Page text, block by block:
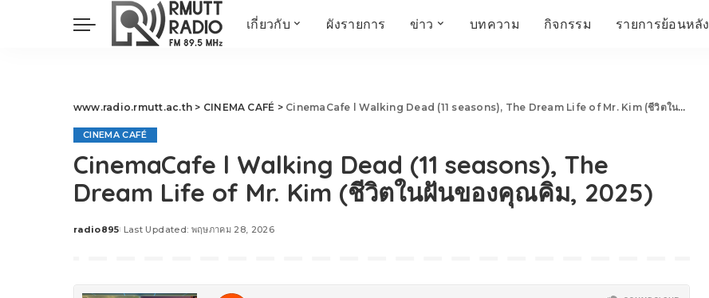
เกี่ยวกับ
ผู้บริหาร
บุคลากร
ผังรายการ ข่าว บทความ กิจกรรม รายการย้อนหลัง
แวดล้อม
Health Me Herbs
Wellness talk
META พลิกโลก
Talk YOUNG
SME CHAMPION
HowToLife
รอบบ้านเรา
สังคมเกษตร เอ๊กซ์ อาร์
เอ็ม ยู ที ทอล์ค
Chit Chat Corner
RT Freshey
www.radio.rmutt.ac.th > CINEMA CAFÉ > CinemaCafe l Walking Dead (11 seasons), The Dream Life of Mr. Kim (ชีวิตในฝันของคุณคิม, 2025)
CINEMA CAFÉ
CinemaCafe l Walking Dead (11 seasons), The
Dream Life of Mr. Kim (ชีวิตในฝันของคุณคิม, 2025)
Posted
radio895 Last Updated: พฤษภาคม 28, 2026